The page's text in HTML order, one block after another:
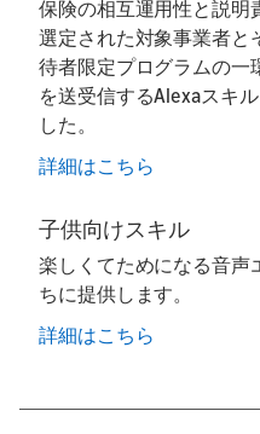
保険の相互運用性と説明
選定された対象事業者と
待者限定プログラムの一
を送受信するAlexaスキ
した。
詳細はこちら
子供向けスキル
楽しくてためになる音声
ちに提供します。
詳細はこちら